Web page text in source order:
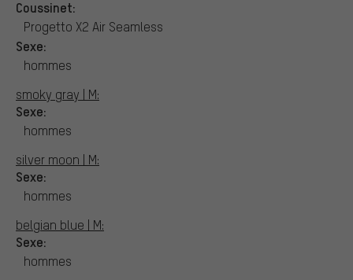
Coussinet:
Progetto X2 Air Seamless
Sexe:
hommes
smoky gray | M:
Sexe:
hommes
silver moon | M:
Sexe:
hommes
belgian blue | M:
Sexe:
hommes